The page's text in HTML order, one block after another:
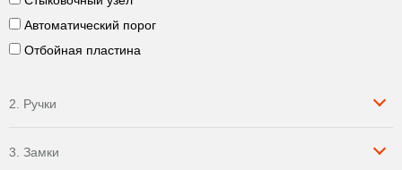
Автоматический порог
Отбойная пластина
2. Ручки
3. Замки